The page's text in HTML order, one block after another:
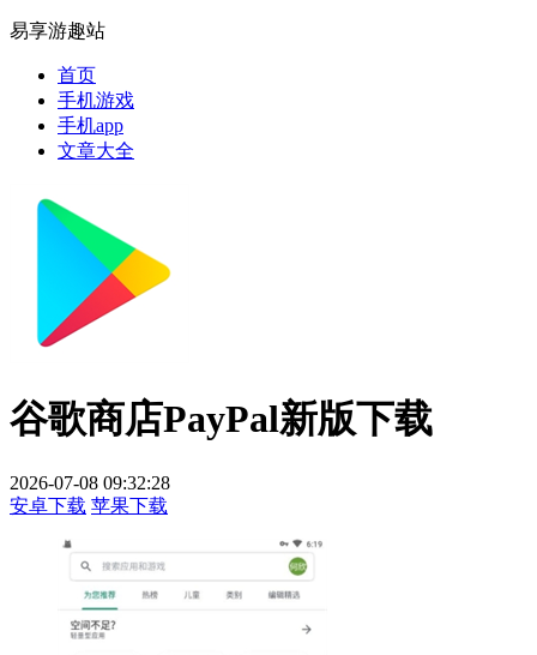
易享游趣站
首页
手机游戏
手机app
文章大全
谷歌商店PayPal新版下载
2026-07-08 09:32:28
安卓下载 苹果下载